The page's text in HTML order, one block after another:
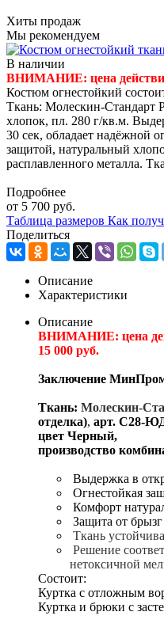
Хиты продаж
Мы рекомендуем
В наличии
ВНИМАНИЕ: цена
Костюм огнестойкий
Ткань: Молескин-Стандарт
хлопок, пл. 280 г/кв.м.
30 сек, обладает надёжной
защитой, натуральный
расплавленного металла.
Подробнее
от 5 700 руб.
Таблица размеров Как
Поделиться
Описание
Характеристики
Описание
ВНИМАНИЕ: цена
15 000 руб.
Заключение
Ткань: Молескин-
отделка), арт. С28-
цвет Черный,
производство
Выдержка в
Огнестойкая
Комфорт
Защита от
Ткань
Решение
нетоксичной
Состоит:
Куртка с отложным
Куртка и брюки с